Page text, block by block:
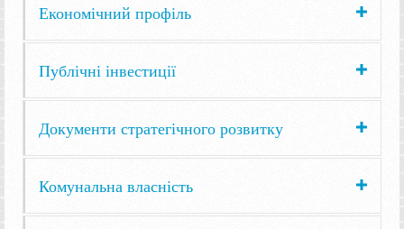
Економічний профіль
Публічні інвестиції
Документи стратегічного розвитку
Комунальна власність